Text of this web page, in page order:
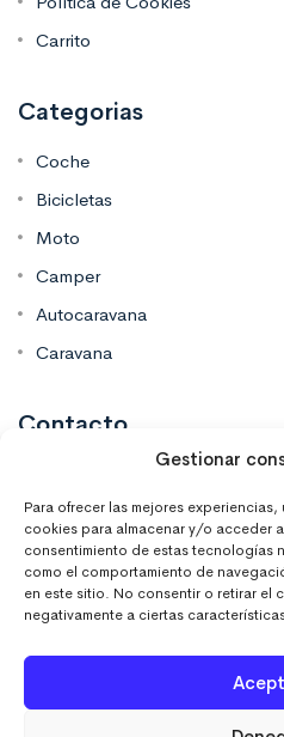
Gestionar
Para ofrecer las mejores
cookies para almacenar y/o acceder
consentimiento de estas tecnologías
como el comportamiento de
en este sitio. No consentir o retirar el
negativamente a ciertas
Carrito
Categorias
Coche
Bicicletas
Moto
Camper
Autocaravana
Caravana
Contacto
637 671 470